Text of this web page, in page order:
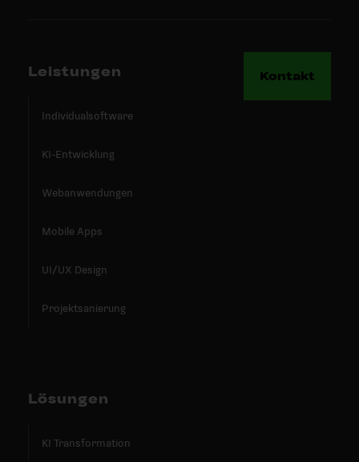
Leistungen
Individualsoftware
KI-Entwicklung
Webanwendungen
Mobile Apps
UI/UX Design
Projektsanierung
Lösungen
KI Transformation
Kontakt